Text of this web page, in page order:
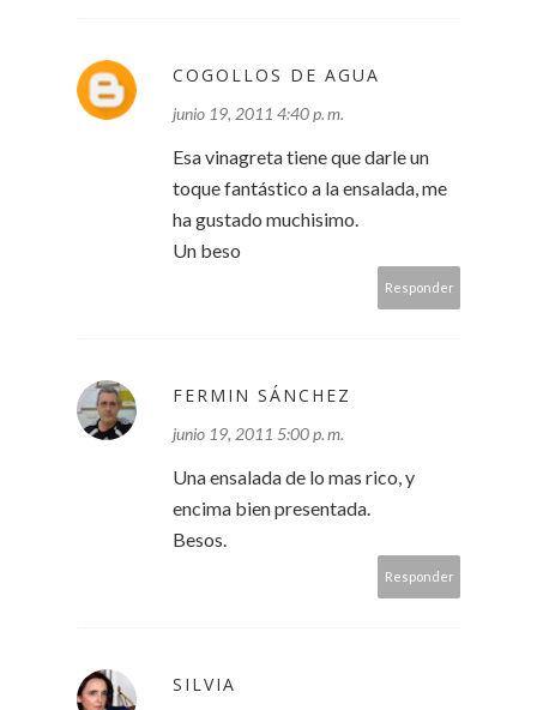
COGOLLOS DE AGUA
junio 19, 2011 4:40 p. m.
Esa vinagreta tiene que darle un
toque fantástico a la ensalada, me
ha gustado muchisimo.
Un beso
Responder
FERMIN SÁNCHEZ
junio 19, 2011 5:00 p. m.
Una ensalada de lo mas rico, y
encima bien presentada.
Besos.
Responder
SILVIA